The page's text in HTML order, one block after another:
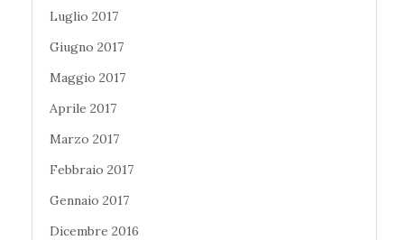
Luglio 2017
Giugno 2017
Maggio 2017
Aprile 2017
Marzo 2017
Febbraio 2017
Gennaio 2017
Dicembre 2016